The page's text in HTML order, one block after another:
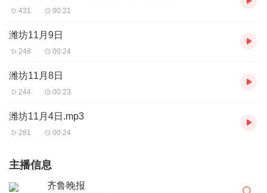
431 00:21
潍坊11月9日
248 00:24
潍坊11月8日
244 00:23
潍坊11月4日.mp3
281 00:24
主播信息
齐鲁晚报